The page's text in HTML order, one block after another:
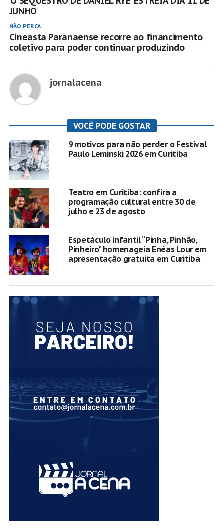
JUNHO
NÃO PERCA
Cineasta Paranaense recorre ao financimento
coletivo para poder continuar produzindo
jornalacena
VOCÊ PODE GOSTAR
9 motivos para não perder o Festival
Paulo Leminski 2026 em Curitiba
Teatro em Curitiba: confira a
programação cultural entre 30 de
julho e 23 de agosto
Espetáculo infantil “Pinha, Pinhão,
Pinheiro” homenageia Enéas Lour em
apresentação gratuita em Curitiba